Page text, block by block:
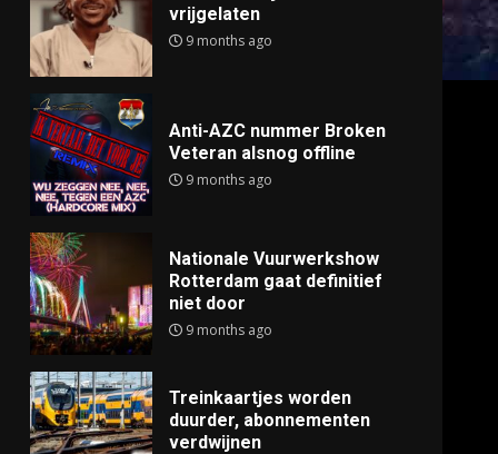
vrijgelaten
9 months ago
Anti-AZC nummer Broken
Veteran alsnog offline
9 months ago
Nationale Vuurwerkshow
Rotterdam gaat definitief
niet door
9 months ago
Treinkaartjes worden
duurder, abonnementen
verdwijnen